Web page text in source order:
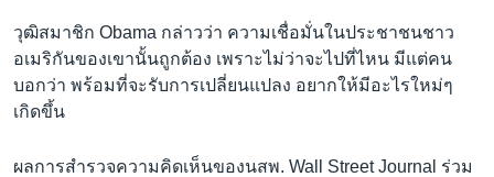
เลือกภาษา
วุฒิสมาชิก Obama กล่าวว่า ความเชื่อมั่นในประชาชนชาว
อเมริกันของเขานั้นถูกต้อง เพราะไม่ว่าจะไปที่ไหน มีแต่คน
บอกว่า พร้อมที่จะรับการเปลี่ยนแปลง อยากให้มีอะไรใหม่ๆ
เกิดขึ้น
ผลการสำรวจความคิดเห็นของนสพ. Wall Street Journal ร่วม